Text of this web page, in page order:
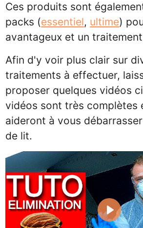
Ces produits sont
packs (essentiel, ultime)
avantageux et un
Afin d'y voir plus clair sur
traitements à effectuer,
proposer quelques vidéos
vidéos sont très complètes
aideront à vous
de lit.
Play